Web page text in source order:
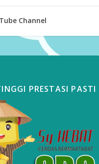
Channel
PRESTASI PASTI